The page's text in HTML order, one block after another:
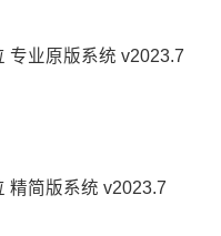
专业原版系统 v2023.7
精简版系统 v2023.7